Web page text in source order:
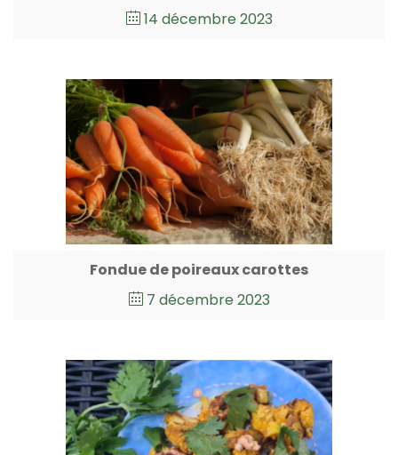
14 décembre 2023
Fondue de poireaux carottes
7 décembre 2023